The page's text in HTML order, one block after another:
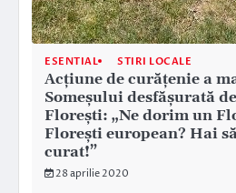
ESENTIAL STIRI LOCALE
Acțiune de curățenie a
Someșului desfășurată
Florești: „Ne dorim un
Florești european? Hai
curat!”
28 aprilie 2020